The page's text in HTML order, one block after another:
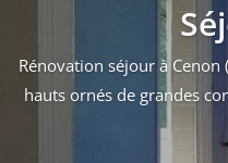
Rénovation séjour à
hauts ornés de grandes